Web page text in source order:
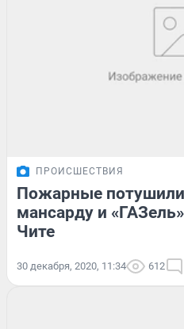
ПРОИСШЕСТВИЯ
Пожарные
мансарду и
Чите
30 декабря, 2020, 11:34 612